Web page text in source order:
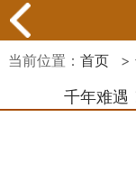
当前位置： 首页 >
千年难遇